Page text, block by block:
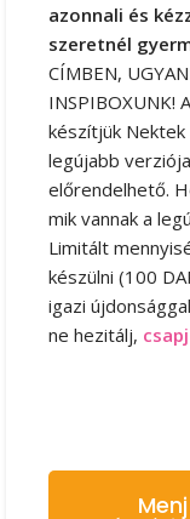
azonnali és
szeretnél
CÍMBEN,
INSPIBOXUNK!
készítjük Nektek
legújabb
előrendelhető.
mik vannak a
Limitált
készülni (100
igazi
ne hezitálj,